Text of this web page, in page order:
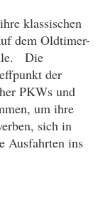
klassischen
dem Oldtimer-
Die
der
PKWs und
um ihre
sich in
Ausfahrten ins